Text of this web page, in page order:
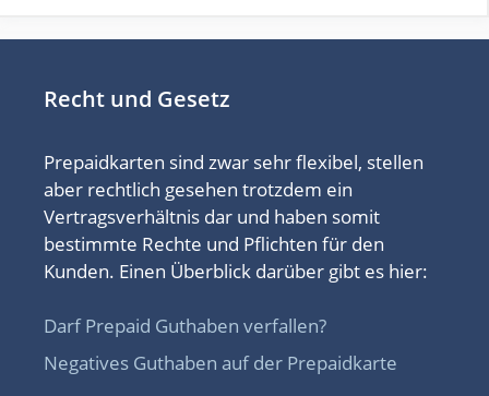
Recht und Gesetz
Prepaidkarten sind zwar sehr flexibel, stellen
aber rechtlich gesehen trotzdem ein
Vertragsverhältnis dar und haben somit
bestimmte Rechte und Pflichten für den
Kunden. Einen Überblick darüber gibt es hier:
Darf Prepaid Guthaben verfallen?
Negatives Guthaben auf der Prepaidkarte